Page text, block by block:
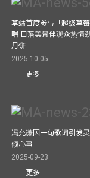
草蜢首度参与「超级草
唱 日落美景伴观众热情
月饼
2025-10-05
更多
冯允谦因一句歌词引发
倾心事
2025-09-23
更多